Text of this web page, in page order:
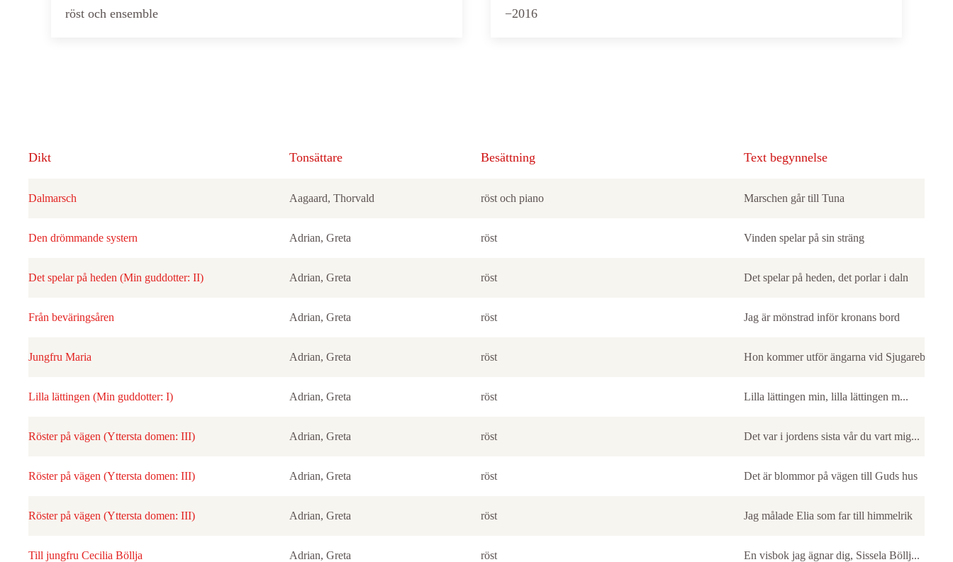
röst och ensemble −2016
Dikt Tonsättare Besättning Text begynnelse
Dalmarsch Aagaard, Thorvald röst och piano Marschen går till Tuna
Den drömmande systern Adrian, Greta röst Vinden spelar på sin sträng
Det spelar på heden (Min guddotter: II) Adrian, Greta röst Det spelar på heden, det porlar i daln
Från beväringsåren Adrian, Greta röst Jag är mönstrad inför kronans bord
Jungfru Maria Adrian, Greta röst Hon kommer utför ängarna vid Sjugareby
Lilla lättingen (Min guddotter: I) Adrian, Greta röst Lilla lättingen min, lilla lättingen m...
Röster på vägen (Yttersta domen: III) Adrian, Greta röst Det var i jordens sista vår du vart mig...
Röster på vägen (Yttersta domen: III) Adrian, Greta röst Det är blommor på vägen till Guds hus
Röster på vägen (Yttersta domen: III) Adrian, Greta röst Jag målade Elia som far till himmelrik
Till jungfru Cecilia Böllja Adrian, Greta röst En visbok jag ägnar dig, Sissela Böllj...